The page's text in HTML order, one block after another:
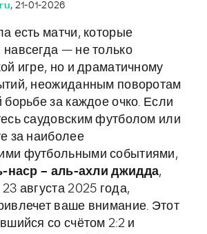
, 21-01-2026
есть матчи, которые
— не только
игре, но и драматичному
неожиданным поворотам
борьбе за каждое очко. Если
саудовским футболом или
за наиболее
футбольными событиями,
наср – аль-ахли джидда,
августа 2025 года,
ваше внимание. Этот
со счётом 2:2 и